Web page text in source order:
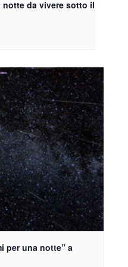
da vivere sotto il
per una notte” a